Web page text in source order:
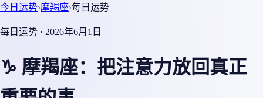
今日运势›摩羯座›每日运势
每日运势 · 2026年6月1日
♑ 摩羯座：把注意力放回真正